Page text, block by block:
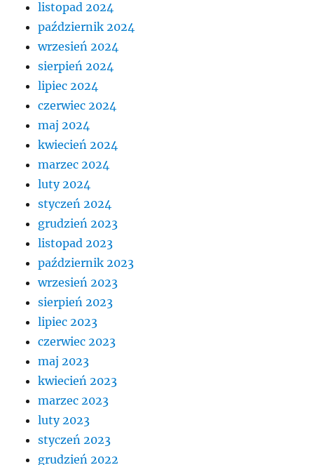
listopad 2024
październik 2024
wrzesień 2024
sierpień 2024
lipiec 2024
czerwiec 2024
maj 2024
kwiecień 2024
marzec 2024
luty 2024
styczeń 2024
grudzień 2023
listopad 2023
październik 2023
wrzesień 2023
sierpień 2023
lipiec 2023
czerwiec 2023
maj 2023
kwiecień 2023
marzec 2023
luty 2023
styczeń 2023
grudzień 2022